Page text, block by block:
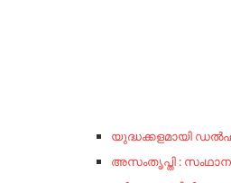
യുദ്ധക്കളമായി
അസംതൃപ്തി :